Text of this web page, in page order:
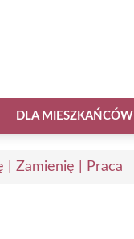
DLA MIESZKAŃCÓW
| Zamienię | Praca